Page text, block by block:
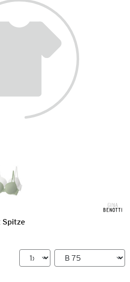
Spitze